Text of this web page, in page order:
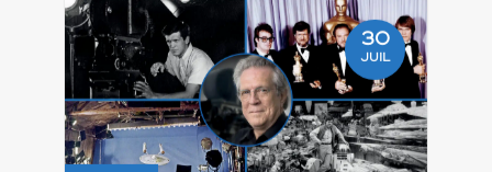
30
JUIL